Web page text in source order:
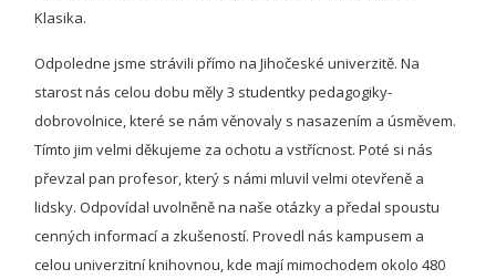
Klasika.
Odpoledne jsme strávili přímo na Jihočeské univerzitě. Na
starost nás celou dobu měly 3 studentky pedagogiky-
dobrovolnice, které se nám věnovaly s nasazením a úsměvem.
Tímto jim velmi děkujeme za ochotu a vstřícnost. Poté si nás
převzal pan profesor, který s námi mluvil velmi otevřeně a
lidsky. Odpovídal uvolněně na naše otázky a předal spoustu
cenných informací a zkušeností. Provedl nás kampusem a
celou univerzitní knihovnou, kde mají mimochodem okolo 480